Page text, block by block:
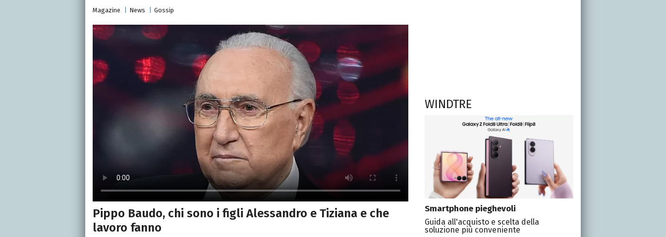
Magazine News Gossip
Pippo Baudo, chi sono i figli Alessandro e Tiziana e che
lavoro fanno
WINDTRE
Smartphone pieghevoli
Guida all'acquisto e scelta della
soluzione più conveniente